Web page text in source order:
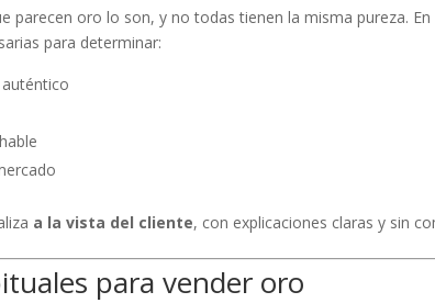
parecen oro lo son, y no todas tienen la misma pureza.
para determinar:
a la vista del cliente, con explicaciones claras y sin
para vender oro